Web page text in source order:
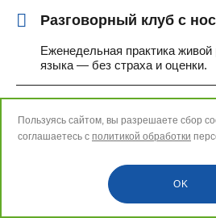
Разговорный клуб с
Еженедельная практика
языка — без страха и оценки.
Сценарии из реальных
аэропорту, отеле, ресторане,
Пользуясь сайтом, вы разрешаете сбор
соглашаетесь с политикой обработки
OK